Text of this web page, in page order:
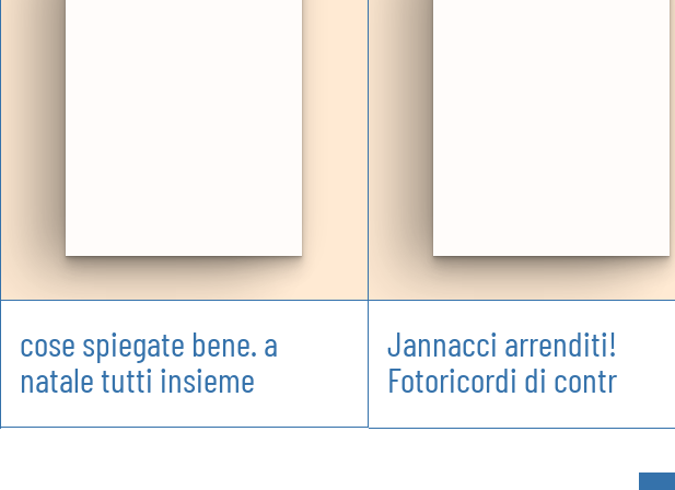
cose spiegate bene. a
natale tutti insieme
Jannacci arrenditi!
Fotoricordi di contr